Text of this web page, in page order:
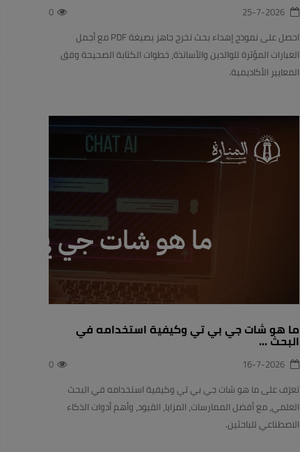
0
احصل على نموذج إهداء بحث تخرج جاهز بصيغة PDF مع أجمل
العبارات المؤثرة للوالدين والأساتذة، خطوات الكتابة الصحيحة وفق
المعايير الأكاديمية.
ما هو شات جي بي تي وكيفية استخدامه في
البحث ...
0
تعرّف على ما هو شات جي بي تي وكيفية استخدامه في البحث
العلمي، مع أفضل الممارسات، المزايا، القيود، وأهم أدوات الذكاء
الاصطناعي للباحثين.